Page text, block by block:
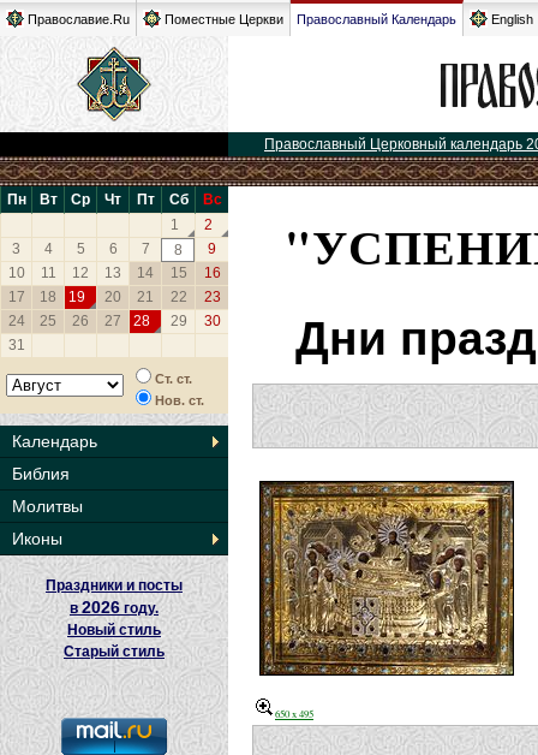
Православие.Ru Поместные Церкви Православный Календарь English
Православный Церковный календарь
Пн Вт Ср Чт Пт Сб
Вс
1
2
3
4 5 6 7 8
9
10
11 12 13 14 15
16
17
18 19 20 21 22
23
24
25 26 27 28 29
30
31
Ст. ст.
Нов. ст.
Календарь
Библия
Молитвы
Иконы
Праздники и посты
в2026 году.
Новый стиль
Старый стиль
Дни
650 x 495